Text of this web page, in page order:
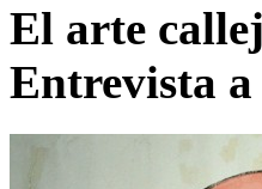
El arte
Entrevista